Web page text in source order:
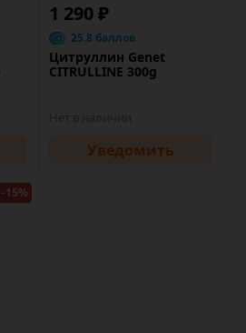
1 290 ₽
25.8 баллов
Цитруллин Genet
CITRULLINE 300g
Уведомить
-15%